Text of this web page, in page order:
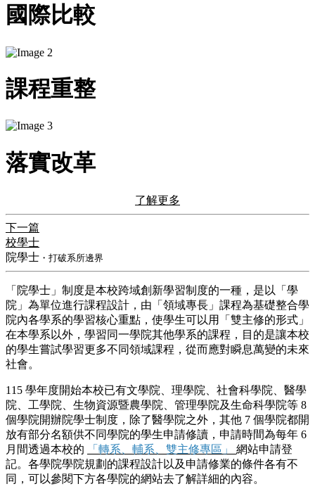
國際比較
課程重整
落實改革
了解更多
下一篇
校學士
院學士 ・打破系所邊界
​「院學士」制度是本校跨域創新學習制度的一種，是以「學
院」為單位進行課程設計，由「領域專長」課程為基礎整合學
院內各學系的學習核心重點，使學生可以用「雙主修的形式」
在本學系以外，學習同一學院其他學系的課程，目的是讓本校
的學生嘗試學習更多不同領域課程，從而應對瞬息萬變的未來
社會。
115 學年度開始本校已有文學院、理學院、社會科學院、醫學
院、工學院、生物資源暨農學院、管理學院及生命科學院等 8
個學院開辦院學士制度，除了醫學院之外，其他 7 個學院都開
放有部分名額供不同學院的學生申請修讀，申請時間為每年 6
月間透過本校的
「轉系、輔系、雙主修專區」
網站申請登
記。各學院學院規劃的課程設計以及申請修業的條件各有不
同，可以參閱下方各學院的網站去了解詳細的內容。